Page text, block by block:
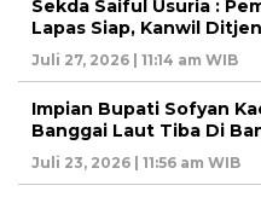
Sekda Saiful Usuria :
Lapas Siap, Kanwil
Juli 27, 2026 | 11:14 am WIB
Impian Bupati Sofyan
Banggai Laut Tiba Di
Juli 23, 2026 | 11:56 am WIB